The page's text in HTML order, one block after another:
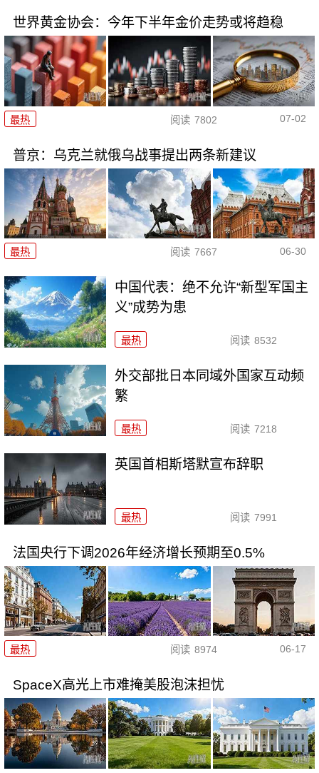
世界黄金协会：今年下半年金价走势或将趋稳
最热 阅读 7802 07-02
普京：乌克兰就俄乌战事提出两条新建议
最热 阅读 7667 06-30
中国代表：绝不允许“新型军国主
义”成势为患
最热 阅读 8532
外交部批日本同域外国家互动频
繁
最热 阅读 7218
英国首相斯塔默宣布辞职
最热 阅读 7991
法国央行下调2026年经济增长预期至0.5%
最热 阅读 8974 06-17
SpaceX高光上市难掩美股泡沫担忧